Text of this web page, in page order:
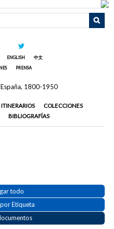
ENGLISH
中文
PRENSA
ITINERARIOS
COLECCIONES
BIBLIOGRAFÍAS
todo
Etiqueta